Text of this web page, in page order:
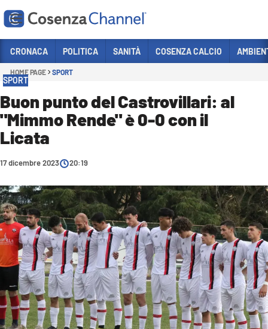
Sezioni
POLITICA
COSENZA CALCIO
ECONOMIA E LAVORO
SANITÀ
SPORT
CULTURA
AMBIENTE
Streaming
LAC TV
CRONACA POLITICA SANITÀ COSENZA CALCIO
HOME PAGE SPORT
SPORT
Buon punto del Castrovillari: al
"Mimmo Rende" è 0-0 con il
Licata
17 dicembre 2023 20:19